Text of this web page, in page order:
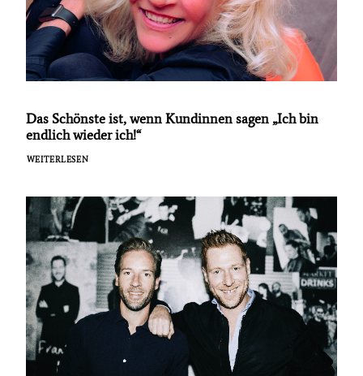
Das Schönste ist, wenn Kundinnen sagen „Ich bin
endlich wieder ich!“
WEITERLESEN